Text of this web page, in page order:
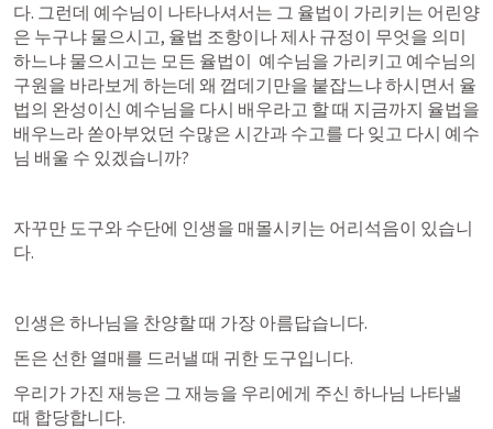
다. 그런데 예수님이 나타나셔서는 그 율법이 가리키는 어린양
은 누구냐 물으시고, 율법 조항이나 제사 규정이 무엇을 의미
하느냐 물으시고는 모든 율법이  예수님을 가리키고 예수님의
구원을 바라보게 하는데 왜 껍데기만을 붙잡느냐 하시면서 율
법의 완성이신 예수님을 다시 배우라고 할 때 지금까지 율법을
배우느라 쏟아부었던 수많은 시간과 수고를 다 잊고 다시 예수
님 배울 수 있겠습니까?
자꾸만 도구와 수단에 인생을 매몰시키는 어리석음이 있습니
다.
인생은 하나님을 찬양할 때 가장 아름답습니다.
돈은 선한 열매를 드러낼 때 귀한 도구입니다.
우리가 가진 재능은 그 재능을 우리에게 주신 하나님 나타낼
때 합당합니다.